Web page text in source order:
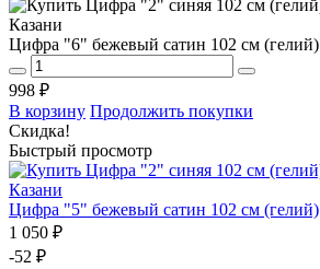
Цифра "6" бежевый сатин 102 см (гелий)
998 ₽
В корзину Продолжить покупки
Скидка!
Быстрый просмотр
Цифра "5" бежевый сатин 102 см (гелий)
1 050 ₽
-52 ₽